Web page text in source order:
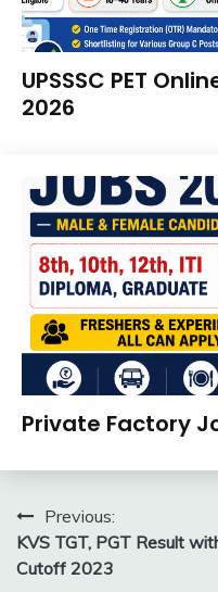
10th
Pass
12th
Apply
Online
Govt
Jobs
UP
Job
UPSSSC
UPSSSC PET
2026
2,
2026
Kumar
Apply
Online
new
jobs
private
Private Factory
2026
Post
navigation
Previous:
KVS TGT, PGT Result
Cutoff 2023